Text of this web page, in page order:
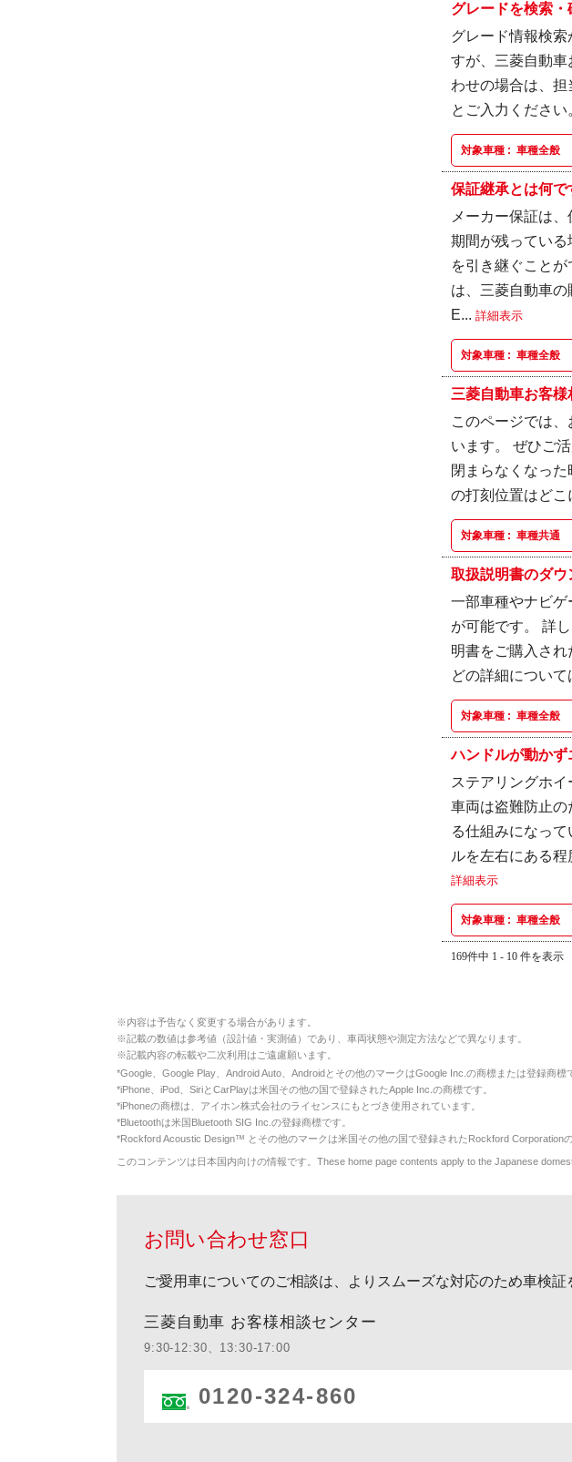
グレードを検索
グレード情報検
すが、三菱自動
わせの場合は、担
とご入力くださ
対象車種 : 車種全般
保証継承とは何
メーカー保証は
期間が残ってい
を引き継ぐこと
は、三菱自動車の
E... 詳細表示
対象車種 : 車種全般
三菱自動車お客
このページでは
います。 ぜひご
閉まらなくなっ
の打刻位置はど
対象車種 : 車種共通
取扱説明書のダ
一部車種やナビ
が可能です。 詳
明書をご購入さ
どの詳細につい
対象車種 : 車種全般
ハンドルが動か
ステアリングホ
車両は盗難防止
る仕組みになっ
ルを左右にある
詳細表示
対象車種 : 車種全般
169件中 1 - 10 件を表示
※内容は予告なく変更する場合があります。
※記載の数値は参考値（設計値・実測値）であり、車両状態や測定方法などで異なります。
※記載内容の転載や二次利用はご遠慮願います。
*Google、Google Play、Android Auto、Androidとその他のマークはGoogle Inc.の商標または登録商標
*iPhone、iPod、SiriとCarPlayは米国その他の国で登録されたApple Inc.の商標です。
*iPhoneの商標は、アイホン株式会社のライセンスにもとづき使用されています。
*Bluetoothは米国Bluetooth SIG Inc.の登録商標です。
*Rockford Acoustic Design™ とその他のマークは米国その他の国で登録されたRockford Corporationの
このコンテンツは日本国内向けの情報です。These home page contents apply to the Japanese
お問い合わせ窓口
ご愛用車についてのご相談は、よりスムーズな対応のため車検証
三菱自動車 お客様相談センター
9:30-12:30、13:30-17:00
0120-324-860